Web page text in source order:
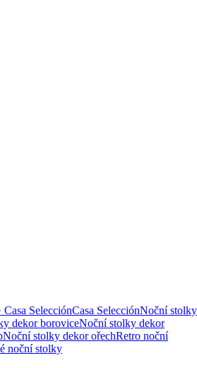
SelecciónCasa SelecciónNoční stolky
dekor boroviceNoční stolky dekor
Noční stolky dekor ořechRetro noční
noční stolky